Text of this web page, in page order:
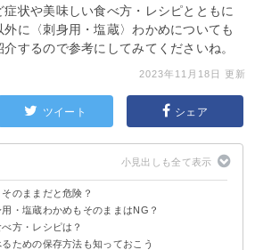
状や美味しい食べ方・レシピとともに
に〈刺身用・塩蔵〉わかめについても
するので参考にしてみてくださいね。
2023年11月18日 更新
ツイート シェア
のままだと危険？
かめをそのまま食べるのは食中毒のリスクがありNG
通し方法
・塩蔵わかめもそのままはNG？
めは同じものを指すことが多い
てから食べよう
方・レシピは？
ナの和え物
のサラダ
の天ぷら
ための保存方法も知っておこう